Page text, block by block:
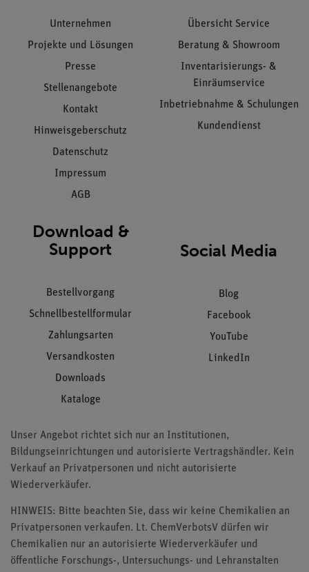
Unternehmen
Projekte und Lösungen
Presse
Stellenangebote
Kontakt
Hinweisgeberschutz
Datenschutz
Impressum
AGB
Übersicht Service
Beratung & Showroom
Inventarisierungs- &
Einräumservice
Inbetriebnahme & Schulungen
Kundendienst
Download &
Support
Bestellvorgang
Schnellbestellformular
Zahlungsarten
Versandkosten
Downloads
Kataloge
Social Media
Blog
Facebook
YouTube
LinkedIn
Unser Angebot richtet sich nur an Institutionen,
Bildungseinrichtungen und autorisierte Vertragshändler. Kein
Verkauf an Privatpersonen und nicht autorisierte
Wiederverkäufer.
HINWEIS: Bitte beachten Sie, dass wir keine Chemikalien an
Privatpersonen verkaufen. Lt. ChemVerbotsV dürfen wir
Chemikalien nur an autorisierte Wiederverkäufer und
öffentliche Forschungs-, Untersuchungs- und Lehranstalten